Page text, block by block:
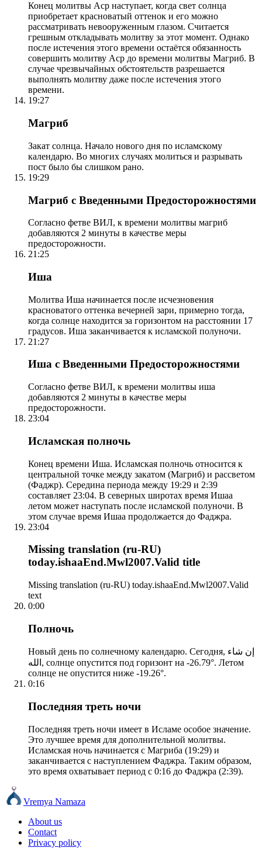
Конец молитвы Аср наступает, когда свет солнца
приобретает красноватый оттенок и его можно
рассматривать невооруженным глазом. Считается
грешным откладывать молитву за этот момент. Однако
после истечения этого времени остаётся обязанность
совершить молитву Аср до времени молитвы Магриб. В
случае чрезвычайных обстоятельств разрешается
выполнять молитву даже после истечения этого
времени.
19:27
Магриб
Закат солнца. Начало нового дня по исламскому
календарю. Во многих случаях молиться и разрывать
пост было бы слишком рано.
19:29
Магриб с Введенными Предосторожностями
Согласно фетве ВИЛ, к времени молитвы магриб
добавляются 2 минуты в качестве меры
предосторожности.
21:25
Иша
Молитва Иша начинается после исчезновения
красноватого оттенка вечерней зари, примерно тогда,
когда солнце находится за горизонтом на расстоянии 17
градусов. Иша заканчивается к исламской полуночи.
21:27
Иша с Введенными Предосторожностями
Согласно фетве ВИЛ, к времени молитвы иша
добавляются 2 минуты в качестве меры
предосторожности.
23:04
Исламская полночь
Конец времени Иша. Исламская полночь относится к
центральной точке между закатом (Магриб) и рассветом
(Фаджр). Середина периода между 19:29 и 2:39
составляет 23:04. В северных широтах время Ишаа
летом может наступать после исламской полуночи. В
этом случае время Ишаа продолжается до Фаджра.
23:04
Missing translation (ru-RU)
today.ishaaEnd.Mwl2007.Valid title
Missing translation (ru-RU) today.ishaaEnd.Mwl2007.Valid
text
0:00
Полночь
Новый день по солнечному календарю. Сегодня, إن شاء
الله, солнце опустится под горизонт на -26.79°. Летом
солнце не опустится ниже -19.26°.
0:16
Последняя треть ночи
Последняя треть ночи имеет в Исламе особое значение.
Это лучшее время для дополнительной молитвы.
Исламская ночь начинается с Магриба (19:29) и
заканчивается с наступлением Фаджра. Таким образом,
это время охватывает период с 0:16 до Фаджра (2:39).
Vremya Namaza
About us
Contact
Privacy policy